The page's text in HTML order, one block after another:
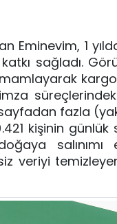
Eminevim, 1
sağladı.
fazla
kişinin
veriyi